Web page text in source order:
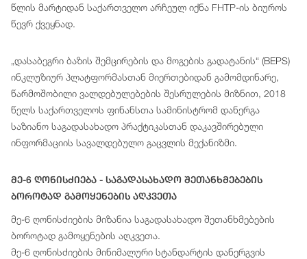
წლის მარტიდან საქართველო არჩეულ იქნა FHTP-ის ბიუროს
წევრ ქვეყნად.
„დასაბეგრი ბაზის შემცირების და მოგების გადატანის“ (BEPS)
ინკლუზიურ პლატფორმასთან მიერთებიდან გამომდინარე,
წარმოშობილი ვალდებულებების შესრულების მიზნით, 2018
წელს საქართველოს ფინანსთა სამინისტრომ დანერგა
საზიანო საგადასახადო პრაქტიკასთან დაკავშირებული
ინფორმაციის სავალდებულო გაცვლის მექანიზმი.
Მე-6 Ღონისძიება - Საგადასახადო Შეთანხმებების
Ბოროტად Გამოყენების Აღკვეთა
მე-6 ღონისძიების მიზანია საგადასახადო შეთანხმებების
ბოროტად გამოყენების აღკვეთა.
მე-6 ღონისძიების მინიმალური სტანდარტის დანერგვის